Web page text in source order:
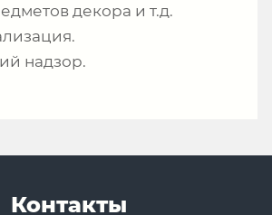
декора и т.д.
надзор.
Контакты